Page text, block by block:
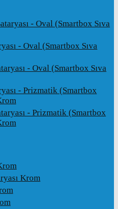
- Oval (Smartbox Sıva
- Oval (Smartbox Sıva
- Oval (Smartbox Sıva
- Prizmatik (Smartbox
- Prizmatik (Smartbox
Krom